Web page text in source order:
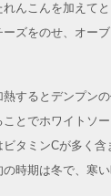
んこんを加えて
ーズをのせ、オー
するとデンプン
とでホワイトソ
タミンCが多く
時期は冬で、寒